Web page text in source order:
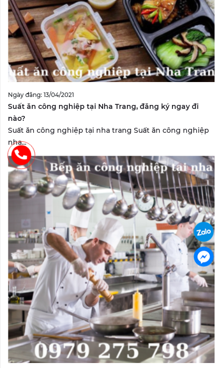
Ngày đăng: 13/04/2021
Suất ăn công nghiệp tại Nha Trang, đăng ký ngay đi
nào?
Suất ăn công nghiệp tại nha trang Suất ăn công nghiệp
nha...